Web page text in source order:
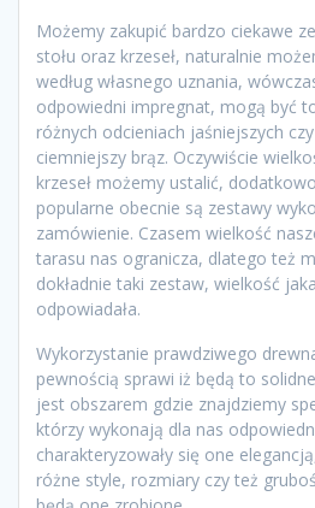
Możemy zakupić bardzo ciekawe
stołu oraz krzeseł, naturalnie
według własnego uznania,
odpowiedni impregnat, mogą być
różnych odcieniach jaśniejszych
ciemniejszy brąz. Oczywiście
krzeseł możemy ustalić,
popularne obecnie są zestawy
zamówienie. Czasem wielkość
tarasu nas ogranicza, dlatego też
dokładnie taki zestaw, wielkość
odpowiadała.
Wykorzystanie prawdziwego
pewnością sprawi iż będą to solidne
jest obszarem gdzie znajdziemy
którzy wykonają dla nas
charakteryzowały się one
różne style, rozmiary czy też